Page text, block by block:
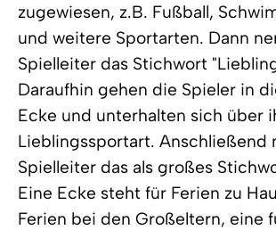
zugewiesen, z.B. Fußball,
und weitere Sportarten. Dann
Spielleiter das Stichwort
Daraufhin gehen die Spieler in
Ecke und unterhalten sich über
Lieblingssportart. Anschließend
Spielleiter das als großes
Eine Ecke steht für Ferien zu
Ferien bei den Großeltern, eine